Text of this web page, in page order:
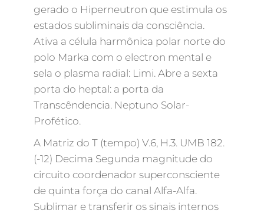
gerado o Hiperneutron que estimula os
estados subliminais da consciência.
Ativa a célula harmônica polar norte do
polo Marka com o electron mental e
sela o plasma radial: Limi. Abre a sexta
porta do heptal: a porta da
Transcêndencia. Neptuno Solar-
Profético.
A Matriz do T (tempo) V.6, H.3. UMB 182.
(-12) Decima Segunda magnitude do
circuito coordenador superconsciente
de quinta força do canal Alfa-Alfa.
Sublimar e transferir os sinais internos